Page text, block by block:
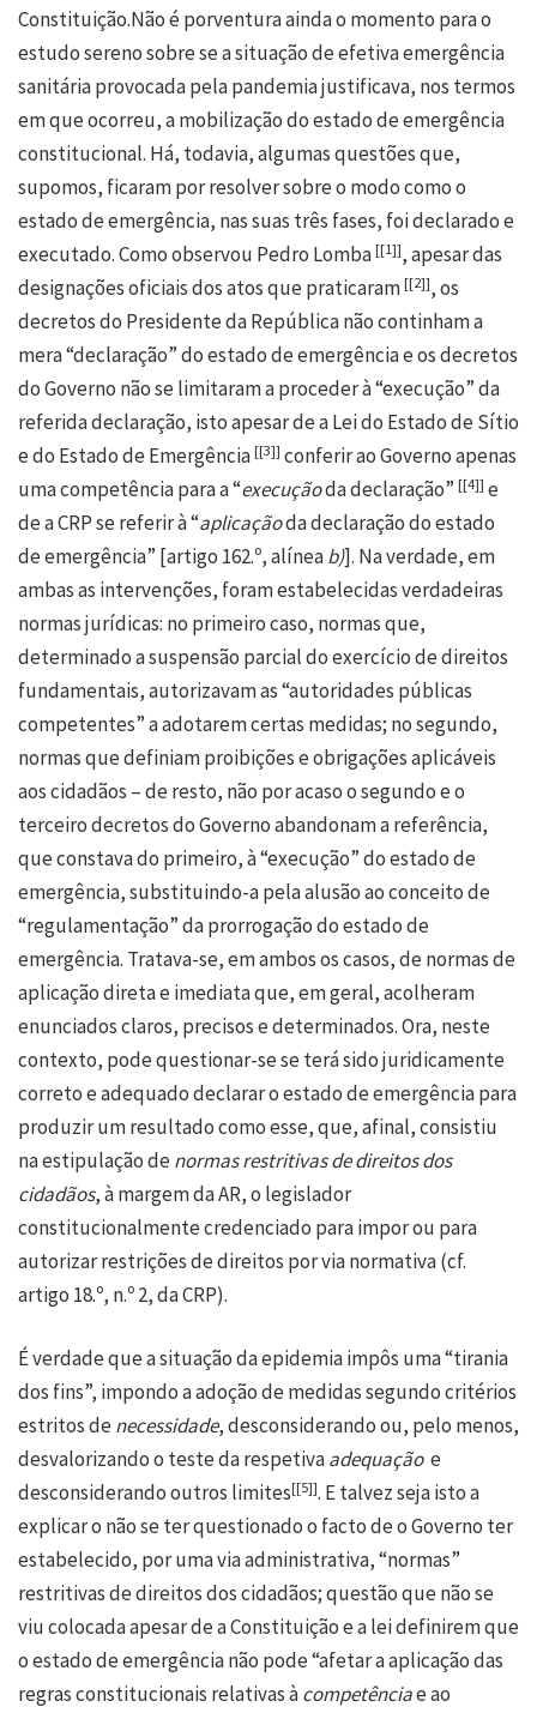
Constituição.Não é porventura ainda o momento para o
estudo sereno sobre se a situação de efetiva emergência
sanitária provocada pela pandemia justificava, nos termos
em que ocorreu, a mobilização do estado de emergência
constitucional. Há, todavia, algumas questões que,
supomos, ficaram por resolver sobre o modo como o
estado de emergência, nas suas três fases, foi declarado e
executado. Como observou Pedro Lomba[[1]], apesar das
designações oficiais dos atos que praticaram[[2]], os
decretos do Presidente da República não continham a
mera “declaração” do estado de emergência e os decretos
do Governo não se limitaram a proceder à “execução” da
referida declaração, isto apesar de a Lei do Estado de Sítio
e do Estado de Emergência[[3]] conferir ao Governo apenas
uma competência para a “execuçãoda declaração” [[4]] e
de a CRP se referir à “aplicaçãoda declaração do estado
de emergência” [artigo 162.º, alíneab)]. Na verdade, em
ambas as intervenções, foram estabelecidas verdadeiras
normas jurídicas: no primeiro caso, normas que,
determinado a suspensão parcial do exercício de direitos
fundamentais, autorizavam as “autoridades públicas
competentes” a adotarem certas medidas; no segundo,
normas que definiam proibições e obrigações aplicáveis
aos cidadãos – de resto, não por acaso o segundo e o
terceiro decretos do Governo abandonam a referência,
que constava do primeiro, à “execução” do estado de
emergência, substituindo-a pela alusão ao conceito de
“regulamentação” da prorrogação do estado de
emergência. Tratava-se, em ambos os casos, de normas de
aplicação direta e imediata que, em geral, acolheram
enunciados claros, precisos e determinados. Ora, neste
contexto, pode questionar-se se terá sido juridicamente
correto e adequado declarar o estado de emergência para
produzir um resultado como esse, que, afinal, consistiu
na estipulação denormas restritivas de direitos dos
cidadãos, à margem da AR, o legislador
constitucionalmente credenciado para impor ou para
autorizar restrições de direitos por via normativa (cf.
artigo 18.º, n.º 2, da CRP).
É verdade que a situação da epidemia impôs uma “tirania
dos fins”, impondo a adoção de medidas segundo critérios
estritos denecessidade, desconsiderando ou, pelo menos,
desvalorizando o teste da respetivaadequação e
desconsiderando outros limites[[5]]. E talvez seja isto a
explicar o não se ter questionado o facto de o Governo ter
estabelecido, por uma via administrativa, “normas”
restritivas de direitos dos cidadãos; questão que não se
viu colocada apesar de a Constituição e a lei definirem que
o estado de emergência não pode “afetar a aplicação das
regras constitucionais relativas àcompetênciae ao